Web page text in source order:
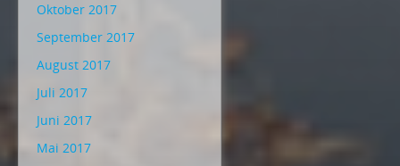
Oktober 2017
September 2017
August 2017
Juli 2017
Juni 2017
Mai 2017